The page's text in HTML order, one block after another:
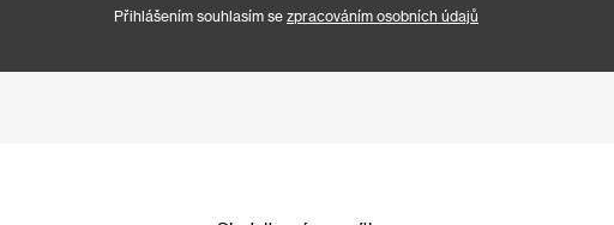
Přihlášením souhlasím se zpracováním osobních údajů